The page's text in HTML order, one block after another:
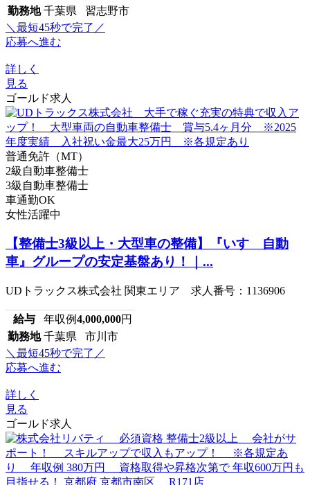
勤務地 千葉県 習志野市
＼最短45秒で完了／
応募へ進む
詳しく
見る
ゴールド求人
普通免許（MT）
2級自動車整備士
3級自動車整備士
車通勤OK
女性活躍中
【整備士3級以上・大型車の整備】『いすゞ自動
車』グループの安定基盤あり！｜...
UDトラックス株式会社 関東エリア 求人番号：1136906
給与 年収例4,000,000円
勤務地 千葉県 市川市
＼最短45秒で完了／
応募へ進む
詳しく
見る
ゴールド求人